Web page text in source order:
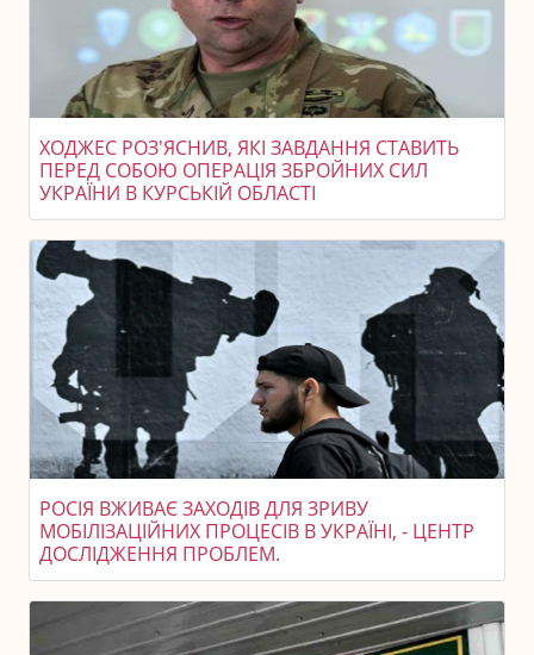
ХОДЖЕС РОЗ'ЯСНИВ, ЯКІ ЗАВДАННЯ СТАВИТЬ
ПЕРЕД СОБОЮ ОПЕРАЦІЯ ЗБРОЙНИХ СИЛ
УКРАЇНИ В КУРСЬКІЙ ОБЛАСТІ
РОСІЯ ВЖИВАЄ ЗАХОДІВ ДЛЯ ЗРИВУ
МОБІЛІЗАЦІЙНИХ ПРОЦЕСІВ В УКРАЇНІ, - ЦЕНТР
ДОСЛІДЖЕННЯ ПРОБЛЕМ.